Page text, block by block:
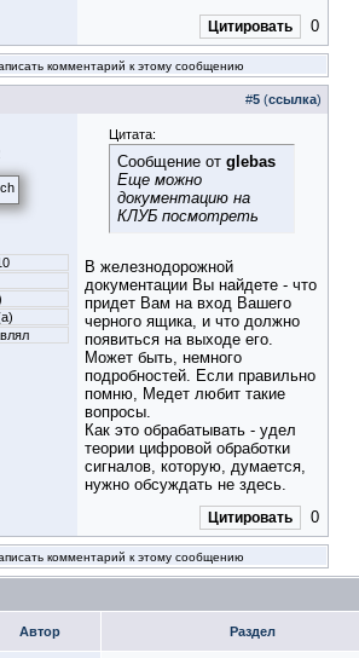
Цитировать 0
комментарий к этому сообщению
#5 (ссылка)
Цитата:
Сообщение от glebas
Еще можно
документацию на
КЛУБ посмотреть
В железнодорожной
документации Вы найдете - что
придет Вам на вход Вашего
черного ящика, и что должно
появиться на выходе его.
Может быть, немного
подробностей. Если правильно
помню, Медет любит такие
вопросы.
Как это обрабатывать - удел
теории цифровой обработки
сигналов, которую, думается,
нужно обсуждать не здесь.
Цитировать 0
комментарий к этому сообщению
Автор Раздел